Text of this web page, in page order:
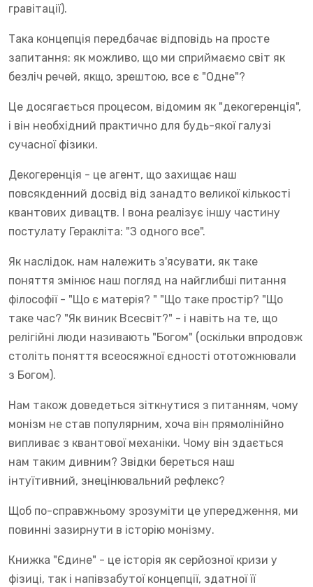
гравітації).
Така концепція передбачає відповідь на просте
запитання: як можливо, що ми сприймаємо світ як
безліч речей, якщо, зрештою, все є "Одне"?
Це досягається процесом, відомим як "декогеренція",
і він необхідний практично для будь-якої галузі
сучасної фізики.
Декогеренція - це агент, що захищає наш
повсякденний досвід від занадто великої кількості
квантових дивацтв. І вона реалізує іншу частину
постулату Геракліта: "З одного все".
Як наслідок, нам належить з'ясувати, як таке
поняття змінює наш погляд на найглибші питання
філософії - "Що є матерія? " "Що таке простір? "Що
таке час? "Як виник Всесвіт?" - і навіть на те, що
релігійні люди називають "Богом" (оскільки впродовж
століть поняття всеосяжної єдності ототожнювали
з Богом).
Нам також доведеться зіткнутися з питанням, чому
монізм не став популярним, хоча він прямолінійно
випливає з квантової механіки. Чому він здається
нам таким дивним? Звідки береться наш
інтуїтивний, знецінювальний рефлекс?
Щоб по-справжньому зрозуміти це упередження, ми
повинні зазирнути в історію монізму.
Книжка "Єдине" - це історія як серйозної кризи у
фізиці, так і напівзабутої концепції, здатної її